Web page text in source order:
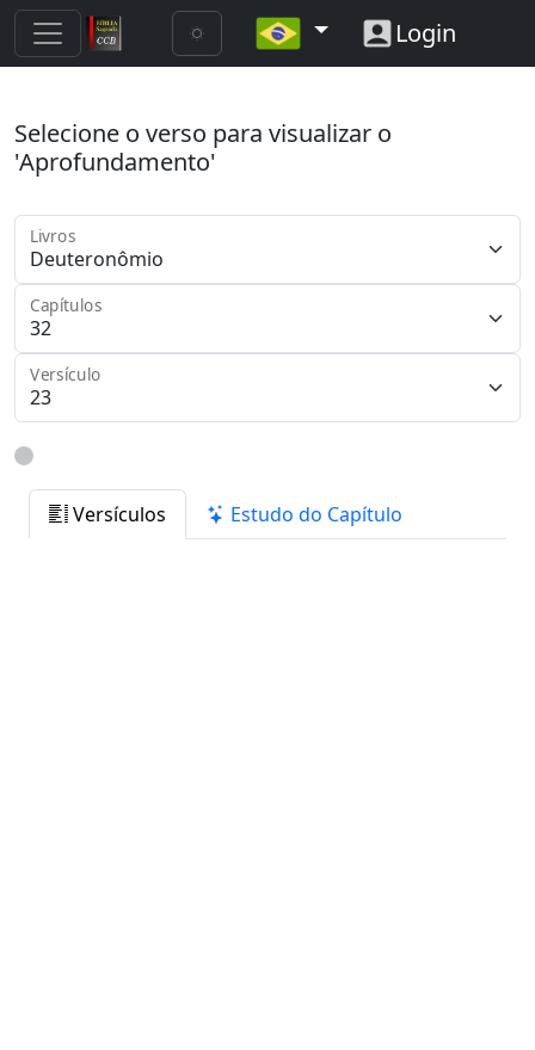
Login
Selecione o verso para visualizar o
'Aprofundamento'
Livros
Capítulos
Versículo
Versículos Estudo do Capítulo